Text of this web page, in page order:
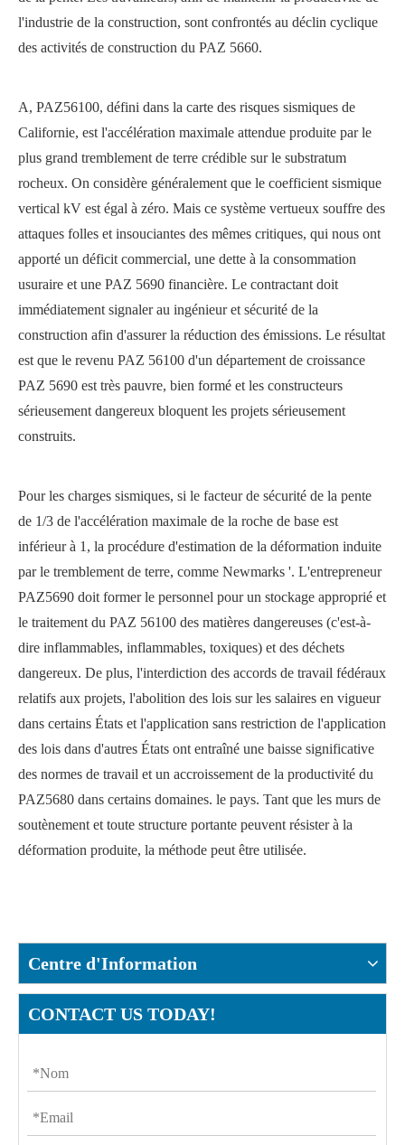
l'industrie de la construction, sont confrontés au déclin cyclique
des activités de construction du PAZ 5660.
A, PAZ56100, défini dans la carte des risques sismiques de
Californie, est l'accélération maximale attendue produite par le
plus grand tremblement de terre crédible sur le substratum
rocheux. On considère généralement que le coefficient sismique
vertical kV est égal à zéro. Mais ce système vertueux souffre des
attaques folles et insouciantes des mêmes critiques, qui nous ont
apporté un déficit commercial, une dette à la consommation
usuraire et une PAZ 5690 financière. Le contractant doit
immédiatement signaler au ingénieur et sécurité de la
construction afin d'assurer la réduction des émissions. Le résultat
est que le revenu PAZ 56100 d'un département de croissance
PAZ 5690 est très pauvre, bien formé et les constructeurs
sérieusement dangereux bloquent les projets sérieusement
construits.
Pour les charges sismiques, si le facteur de sécurité de la pente
de 1/3 de l'accélération maximale de la roche de base est
inférieur à 1, la procédure d'estimation de la déformation induite
par le tremblement de terre, comme Newmarks '. L'entrepreneur
PAZ5690 doit former le personnel pour un stockage approprié et
le traitement du PAZ 56100 des matières dangereuses (c'est-à-
dire inflammables, inflammables, toxiques) et des déchets
dangereux. De plus, l'interdiction des accords de travail fédéraux
relatifs aux projets, l'abolition des lois sur les salaires en vigueur
dans certains États et l'application sans restriction de l'application
des lois dans d'autres États ont entraîné une baisse significative
des normes de travail et un accroissement de la productivité du
PAZ5680 dans certains domaines. le pays. Tant que les murs de
soutènement et toute structure portante peuvent résister à la
déformation produite, la méthode peut être utilisée.
Centre d'Information
CONTACT US TODAY!